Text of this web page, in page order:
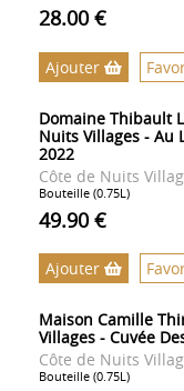
28.00 €
Ajouter
Domaine Thibault
Nuits Villages - Au
2022
Côte de Nuits
Bouteille (0.75L)
49.90 €
Ajouter
Maison Camille
Villages - Cuvée
Côte de Nuits
Bouteille (0.75L)